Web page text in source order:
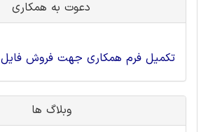
دعوت به همکاری
تکمیل فرم همکاری جهت فروش فایل
وبلاگ ها